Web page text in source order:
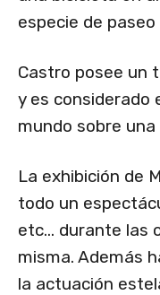
especie de paseo
Castro posee un
y es considerado
mundo sobre
La exhibición de
todo un
etc… durante las
misma. Además
la actuación